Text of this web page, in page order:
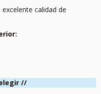
calidad de
//